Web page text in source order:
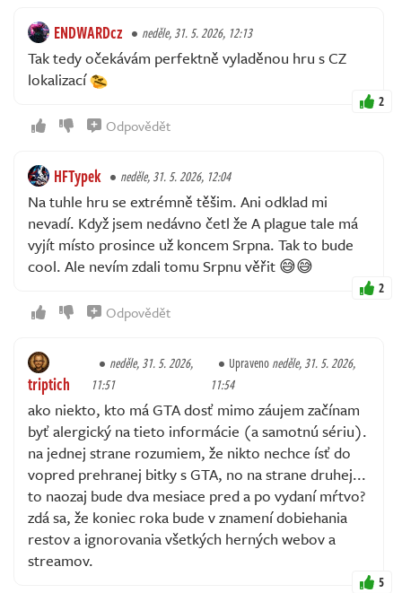
ENDWARDcz neděle, 31. 5. 2026, 12:13
Tak tedy očekávám perfektně vyladěnou hru s CZ
lokalizací
2
Odpovědět
HFTypek neděle, 31. 5. 2026, 12:04
Na tuhle hru se extrémně těšim. Ani odklad mi
nevadí. Když jsem nedávno četl že A plague tale má
vyjít místo prosince už koncem Srpna. Tak to bude
cool. Ale nevím zdali tomu Srpnu věřit 😅😅
2
Odpovědět
triptich
neděle, 31. 5. 2026,
11:51
Upravenoneděle, 31. 5. 2026,
11:54
ako niekto, kto má GTA dosť mimo záujem začínam
byť alergický na tieto informácie (a samotnú sériu).
na jednej strane rozumiem, že nikto nechce ísť do
vopred prehranej bitky s GTA, no na strane druhej...
to naozaj bude dva mesiace pred a po vydaní mŕtvo?
zdá sa, že koniec roka bude v znamení dobiehania
restov a ignorovania všetkých herných webov a
streamov.
5